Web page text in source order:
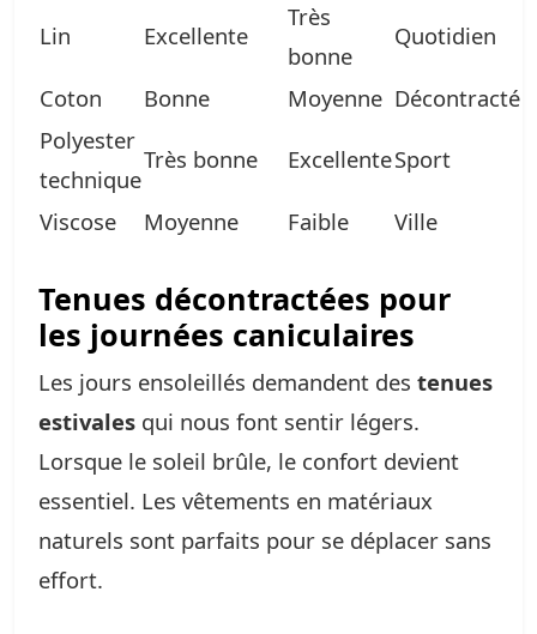
Lin Excellente
Très
bonne
Quotidien
Coton Bonne Moyenne Décontracté
Polyester
technique
Très bonne ExcellenteSport
Viscose Moyenne Faible Ville
Tenues décontractées pour
les journées caniculaires
Les jours ensoleillés demandent des tenues
estivales qui nous font sentir légers.
Lorsque le soleil brûle, le confort devient
essentiel. Les vêtements en matériaux
naturels sont parfaits pour se déplacer sans
effort.